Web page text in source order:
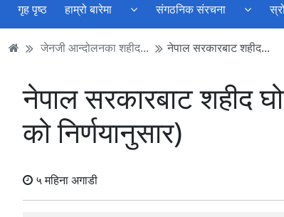
गृह पृष्ठ हाम्रो बारेमा संगठनिक संरचना
जेनजी आन्दोलनका शहीद... नेपाल सरकारबाट शहीद...
नेपाल सरकारबाट शहीद
को निर्णयानुसार)
५ महिना अगाडी